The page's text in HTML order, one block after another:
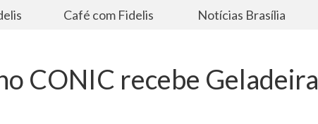
Café com Fidelis Notícias Brasília
CONIC recebe Geladeira